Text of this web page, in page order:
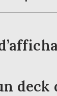
deck